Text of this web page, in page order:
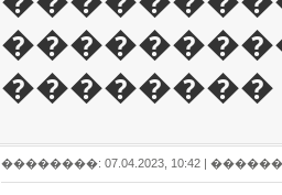
��������
��������: 07.04.2023, 10:42 |